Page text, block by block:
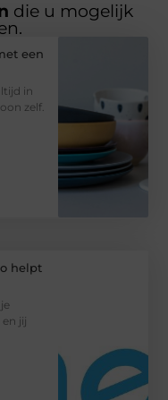
die u mogelijk
een
in
zelf.
helpt
jij